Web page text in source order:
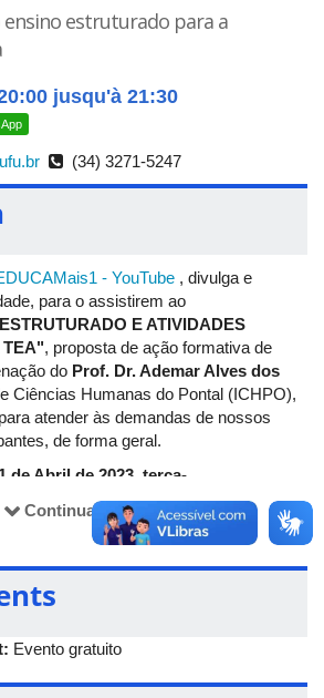
ensino estruturado para a
jusqu'à 21:30
(34) 3271-5247
- YouTube , divulga e
para o assistirem ao
E ATIVIDADES
TEA", proposta de ação formativa de
do Prof. Dr. Ademar Alves dos
Ciências Humanas do Pontal (ICHPO),
atender às demandas de nossos
de forma geral.
de Abril de 2023, terça-
a partir desse link:
apresentar as bases
de forma mais interativa, conhecer
Continuar lendo
Evento gratuito